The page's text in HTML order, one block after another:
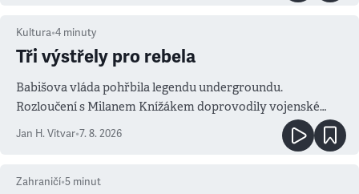
Kultura•4 minuty
Tři výstřely pro rebela
Babišova vláda pohřbila legendu undergroundu.
Rozloučení s Milanem Knížákem doprovodily vojenské
salvy i kritika pokrokářů
Jan H. Vitvar•7. 8. 2026
Zahraničí•5 minut